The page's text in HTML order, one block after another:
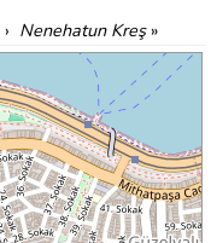
› Nenehatun Kreş»